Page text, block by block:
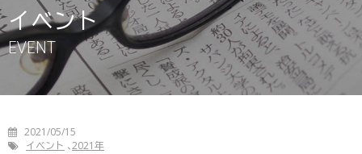
イベント
EVENT
2021/05/15
イベント
2021年